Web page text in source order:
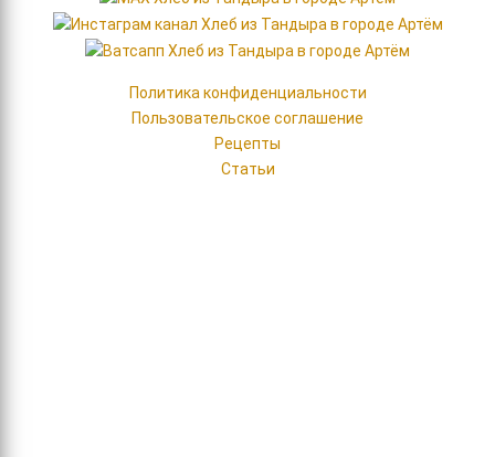
Политика конфиденциальности
Пользовательское соглашение
Рецепты
Статьи